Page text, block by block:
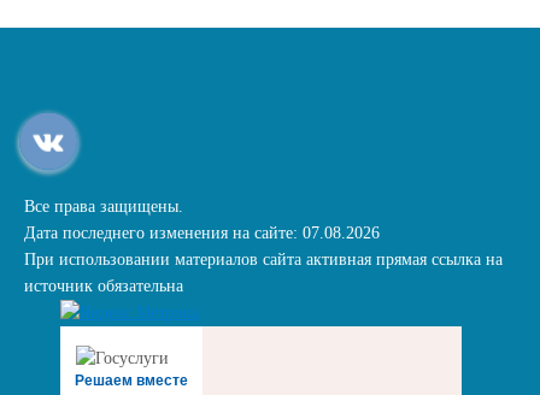
Все права защищены.
Дата последнего изменения на сайте: 07.08.2026
При использовании материалов сайта активная прямая ссылка на
источник обязательна
Решаем вместе